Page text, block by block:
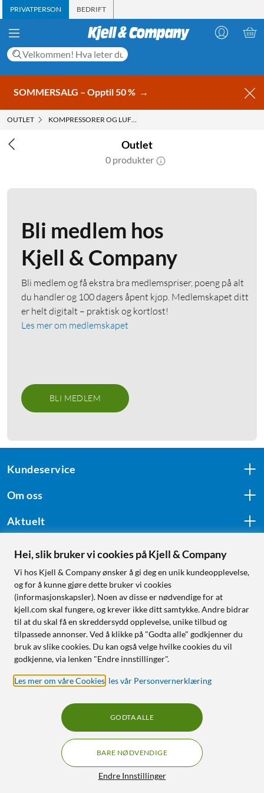
PRIVATPERSON BEDRIFT
SOMMERSALG – Opptil 50 % →
OUTLET KOMPRESSORER OG LUFTPUMPER
Outlet
0 produkter
Bli medlem hos
Kjell & Company
Bli medlem og få ekstra bra medlemspriser, poeng på alt
du handler og 100 dagers åpent kjøp. Medlemskapet ditt
er helt digitalt – praktisk og kortløst!
Les mer om medlemskapet
BLI MEDLEM
Kundeservice
Om oss
Aktuelt
Følg oss
Handle fra:
Sverige
Norge
RÅD OG TILBEHØR TIL
HJEMMEELEKTRONIKK
Hei, slik bruker vi cookies på Kjell & Company
Vi hos Kjell & Company ønsker å gi deg en unik kundeopplevelse,
og for å kunne gjøre dette bruker vi cookies
(informasjonskapsler). Noen av disse er nødvendige for at
kjell.com skal fungere, og krever ikke ditt samtykke. Andre bidrar
til at du skal få en skreddersydd opplevelse, unike tilbud og
tilpassede annonser. Ved å klikke på "Godta alle" godkjenner du
bruk av slike cookies. Du kan også velge hvilke cookies du vil
godkjenne, via lenken "Endre innstillinger".
Les mer om våre Cookies les vår Personvernerklæring
Endre Innstillinger
BARE NØDVENDIGE
GODTA ALLE